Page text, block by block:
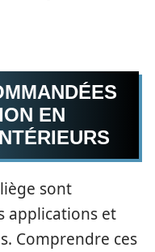
EN
sont
applications et
Comprendre ces